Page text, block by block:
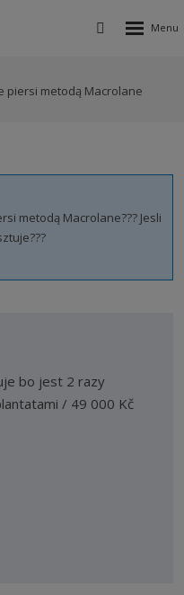
Vyhledávání
Rozbalení
piersi metodą Macrolane
metodą Macrolane??? Jesli
bo jest 2 razy
/ 49 000 Kč